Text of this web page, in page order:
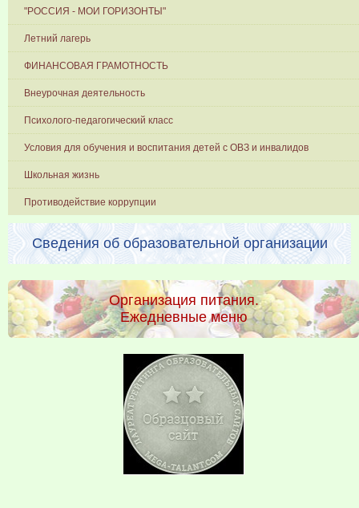
"РОССИЯ - МОИ ГОРИЗОНТЫ"
Летний лагерь
ФИНАНСОВАЯ ГРАМОТНОСТЬ
Внеурочная деятельность
Психолого-педагогический класс
Условия для обучения и воспитания детей с ОВЗ и инвалидов
Школьная жизнь
Противодействие коррупции
Сведения об образовательной организации
Организация питания.
Ежедневные меню